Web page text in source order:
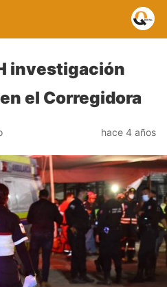
investigación
el Corregidora
hace 4 años